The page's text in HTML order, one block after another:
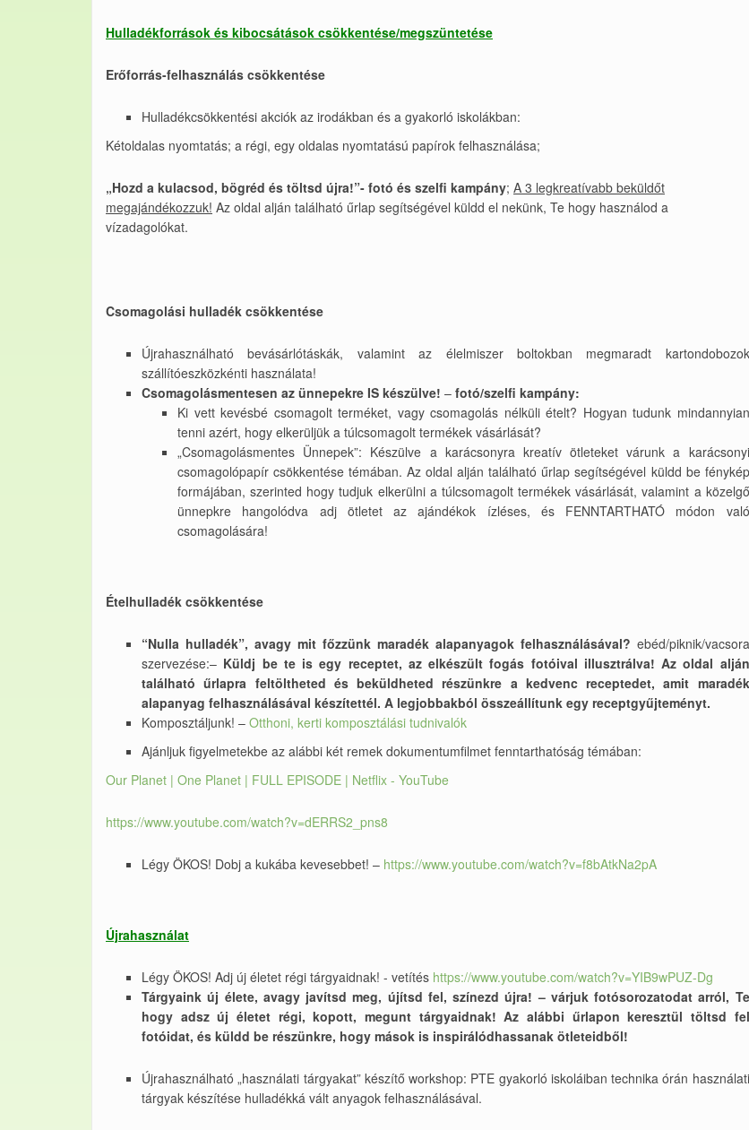
Hulladékforrások és kibocsátások csökkentése/megszüntetése
Erőforrás-felhasználás csökkentése
Hulladékcsökkentési akciók az irodákban és a gyakorló iskolákban:
Kétoldalas nyomtatás; a régi, egy oldalas nyomtatású papírok felhasználása;
„Hozd a kulacsod, bögréd és töltsd újra!”- fotó és szelfi kampány; A 3 legkreatívabb beküldőt
megajándékozzuk! Az oldal alján található űrlap segítségével küldd el nekünk, Te hogy használod a
vízadagolókat.
Csomagolási hulladék csökkentése
Újrahasználható bevásárlótáskák, valamint az élelmiszer boltokban megmaradt kartondobozok
szállítóeszközkénti használata!
Csomagolásmentesen az ünnepekre IS készülve! – fotó/szelfi kampány:
Ki vett kevésbé csomagolt terméket, vagy csomagolás nélküli ételt? Hogyan tudunk mindannyian
tenni azért, hogy elkerüljük a túlcsomagolt termékek vásárlását?
„Csomagolásmentes Ünnepek”: Készülve a karácsonyra kreatív ötleteket várunk a karácsonyi
csomagolópapír csökkentése témában. Az oldal alján található űrlap segítségével küldd be fénykép
formájában, szerinted hogy tudjuk elkerülni a túlcsomagolt termékek vásárlását, valamint a közelgő
ünnepkre hangolódva adj ötletet az ajándékok ízléses, és FENNTARTHATÓ módon való
csomagolására!
Ételhulladék csökkentése
“Nulla hulladék”, avagy mit főzzünk maradék alapanyagok felhasználásával? ebéd/piknik/vacsora
szervezése:– Küldj be te is egy receptet, az elkészült fogás fotóival illusztrálva! Az oldal alján
található űrlapra feltöltheted és beküldheted részünkre a kedvenc receptedet, amit maradék
alapanyag felhasználásával készítettél. A legjobbakból összeállítunk egy receptgyűjteményt.
Komposztáljunk! – Otthoni, kerti komposztálási tudnivalók
Ajánljuk figyelmetekbe az alábbi két remek dokumentumfilmet fenntarthatóság témában:
Our Planet | One Planet | FULL EPISODE | Netflix - YouTube
https://www.youtube.com/watch?v=dERRS2_pns8
Légy ÖKOS! Dobj a kukába kevesebbet! – https://www.youtube.com/watch?v=f8bAtkNa2pA
Újrahasználat
Légy ÖKOS! Adj új életet régi tárgyaidnak! - vetítés https://www.youtube.com/watch?v=YIB9wPUZ-Dg
Tárgyaink új élete, avagy javítsd meg, újítsd fel, színezd újra! – várjuk fotósorozatodat arról, Te
hogy adsz új életet régi, kopott, megunt tárgyaidnak! Az alábbi űrlapon keresztül töltsd fel
fotóidat, és küldd be részünkre, hogy mások is inspirálódhassanak ötleteidből!
Újrahasználható „használati tárgyakat” készítő workshop: PTE gyakorló iskoláiban technika órán használati
tárgyak készítése hulladékká vált anyagok felhasználásával.